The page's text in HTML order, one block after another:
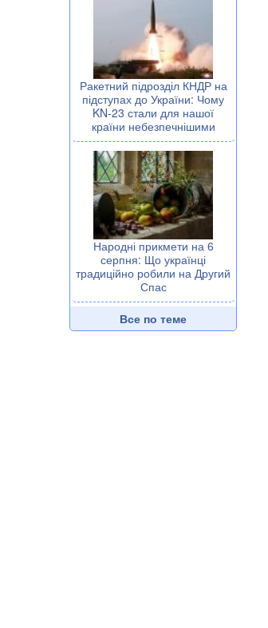
Ракетний підрозділ КНДР на
підступах до України: Чому
KN-23 стали для нашої
країни небезпечнішими
Народні прикмети на 6
серпня: Що українці
традиційно робили на Другий
Спас
Все по теме